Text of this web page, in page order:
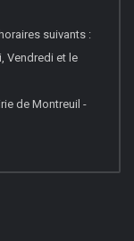
suivants :
Vendredi et le
de Montreuil -